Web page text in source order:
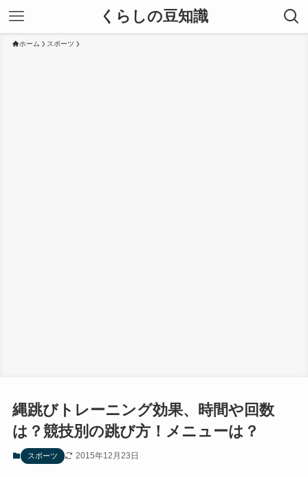
くらしの豆知識
ホーム スポーツ
縄跳びトレーニング効果、時間や回数
は？競技別の跳び方！メニューは？
スポーツ 2015年12月23日